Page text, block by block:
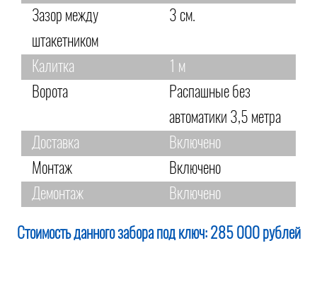
Зазор между
штакетником
3 см.
Калитка
1 м
Ворота
Распашные без
автоматики 3,5 метра
Доставка
Включено
Монтаж
Включено
Демонтаж
Включено
Стоимость данного забора под ключ: 285 000 рублей